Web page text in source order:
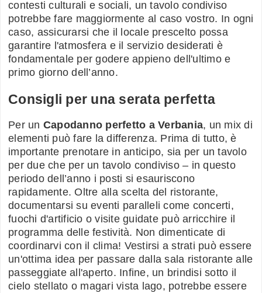
contesti culturali e sociali, un tavolo condiviso
potrebbe fare maggiormente al caso vostro. In ogni
caso, assicurarsi che il locale prescelto possa
garantire l'atmosfera e il servizio desiderati è
fondamentale per godere appieno dell'ultimo e
primo giorno dell’anno.
Consigli per una serata perfetta
Per un Capodanno perfetto a Verbania, un mix di
elementi può fare la differenza. Prima di tutto, è
importante prenotare in anticipo, sia per un tavolo
per due che per un tavolo condiviso – in questo
periodo dell’anno i posti si esauriscono
rapidamente. Oltre alla scelta del ristorante,
documentarsi su eventi paralleli come concerti,
fuochi d'artificio o visite guidate può arricchire il
programma delle festività. Non dimenticate di
coordinarvi con il clima! Vestirsi a strati può essere
un'ottima idea per passare dalla sala ristorante alle
passeggiate all'aperto. Infine, un brindisi sotto il
cielo stellato o magari vista lago, potrebbe essere